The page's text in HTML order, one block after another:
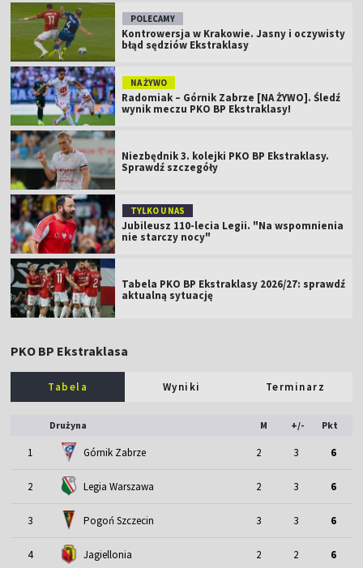
POLECAMY
Kontrowersja w Krakowie. Jasny i oczywisty
błąd sędziów Ekstraklasy
NA ŻYWO
Radomiak – Górnik Zabrze [NA ŻYWO]. Śledź
wynik meczu PKO BP Ekstraklasy!
Niezbędnik 3. kolejki PKO BP Ekstraklasy.
Sprawdź szczegóły
TYLKO U NAS
Jubileusz 110-lecia Legii. "Na wspomnienia
nie starczy nocy"
Tabela PKO BP Ekstraklasy 2026/27: sprawdź
aktualną sytuację
PKO BP Ekstraklasa
Tabela Wyniki Terminarz
Drużyna M +/- Pkt
1 Górnik Zabrze 2 3 6
2 Legia Warszawa 2 3 6
3 Pogoń Szczecin 3 3 6
4 Jagiellonia 2 2 6